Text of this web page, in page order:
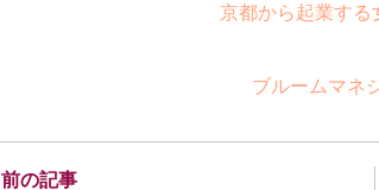
京都から起業する
ブルームマネ